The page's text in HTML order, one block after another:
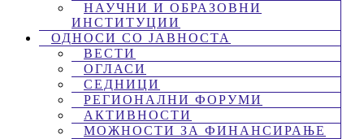
НАУЧНИ И ОБРАЗОВНИ
ИНСТИТУЦИИ
ОДНОСИ СО ЈАВНОСТА
ВЕСТИ
ОГЛАСИ
СЕДНИЦИ
РЕГИОНАЛНИ ФОРУМИ
АКТИВНОСТИ
МОЖНОСТИ ЗА ФИНАНСИРАЊЕ